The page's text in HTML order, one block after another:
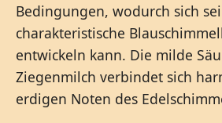
Bedingungen, wodurch sich
charakteristische
entwickeln kann. Die milde
Ziegenmilch verbindet sich
erdigen Noten des